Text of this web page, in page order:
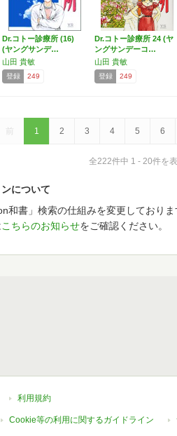
Dr.コトー診療所 (16)
(ヤングサンデ…
山田 貴敏
登録 249
Dr.コトー診療所 24 (ヤ
ングサンデーコ…
山田 貴敏
登録 249
前 1 2 3 4 5 6
全222件中 1 - 20件を
について
和書」検索の仕組みを変更しており
こちらのお知らせをご確認ください。
利用規約
Cookie等の利用に関するガイドライン